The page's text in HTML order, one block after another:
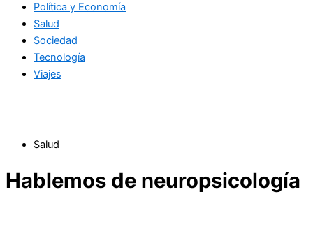
Política y Economía
Salud
Sociedad
Tecnología
Viajes
Salud
Hablemos de neuropsicología